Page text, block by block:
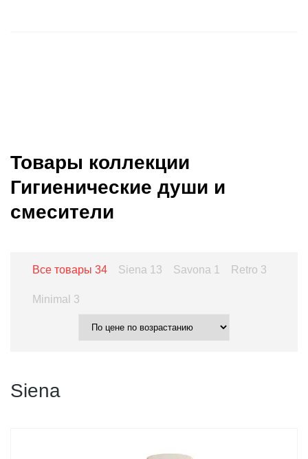
Товары коллекции
Гигиенические души и
смесители
Все товары 34 Siena 13 Savona 1 Retro 3
Minimal 3
Siena